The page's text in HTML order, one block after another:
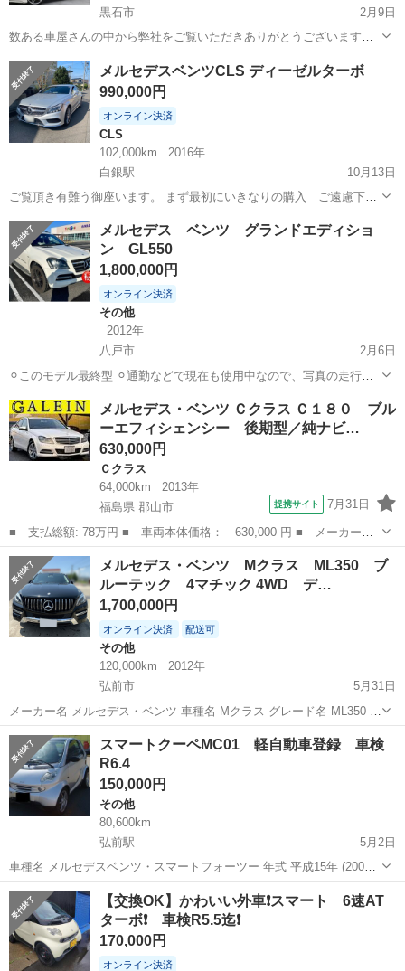
黒石市
2月9日
数ある車屋さんの中から弊社をご覧いただきありがとうございます！
オトロン盛岡店と申します(^^♪🥰🤩 東北3店舗目、オトロン最北端のお
店として、2024年4月1日に新店舗オープンとなりました❤️‍🔥 冬が訪...
青森 黒石市
メルセデスベンツCLS ディーゼルターボ
990,000円
オンライン決済
CLS
102,000km
2016年
白銀駅
10月13日
ご覧頂き有難う御座います。 まず最初にいきなりの購入 ご遠慮下さ
い。 こちらからキャンセル致します。 訳ありの為下記事項を良くご覧
下さい。 28年式 2.2ディーゼルターボ 2WD 車検7年12月迄 LDA-
2183...
青森 八戸市 ディーゼル
メルセデス ベンツ グランドエディショ
ン GL550
1,800,000円
オンライン決済
その他
2012年
八戸市
2月6日
⚪︎このモデル最終型 ⚪︎通勤などで現在も使用中なので、写真の走行距
離より増える可能性あり ⚪︎現状受け渡し ⚪︎現車確認OK ⚪︎車検24年8月
⚪︎昨年オルタネーター、エアコンコンプレッサー、ベルト交換済み
青森 八戸市
メルセデス・ベンツ Ｃクラス Ｃ１８０ ブル
ーエフィシェンシー 後期型／純ナビ…
630,000円
Ｃクラス
64,000km
2013年
福島県 郡山市
提携サイト 7月31日
■ 支払総額: 78万円 ■ 車両本体価格： 630,000 円 ■ メーカー
名： メルセデス・ベンツ ■ 車種名： Ｃクラス ■ グレード
名： Ｃ１８０ ブルーエフィシェンシー 後期型／純ナビ／Ｂカメ
／Ｂｌｕｅｔｏｏｔｈ...
福島 郡山市 Ｃクラス
メルセデス・ベンツ Mクラス ML350 ブ
ルーテック 4マチック 4WD デ…
1,700,000円
オンライン決済 配送可
その他
120,000km
2012年
弘前市
5月31日
メーカー名 メルセデス・ベンツ 車種名 Mクラス グレード名 ML350 4
マチック 4WD 年式 平成24年 (2012年) 9月 排気量 2,980 cc 走行距離
120,000 km 走行距離の状態 実走...
青森 弘前市 その他
スマートクーペMC01 軽自動車登録 車検
R6.4
150,000円
その他
80,600km
弘前駅
5月2日
車種名 メルセデスベンツ・スマートフォーツー 年式 平成15年 (2003
年) 1月 色 シルバー系 車検有効期限 令和6年4月まで ミッション オ
ートマチック(AT) 型式 GHーMC01M 駆動方式 ...
青森 弘前市 弘前駅 その他 ミッション
【交換OK】かわいい外車❗スマート 6速AT
ターボ❗ 車検R5.5迄❗
170,000円
オンライン決済